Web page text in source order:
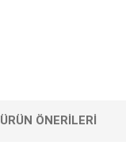
ÜRÜN ÖNERILERI